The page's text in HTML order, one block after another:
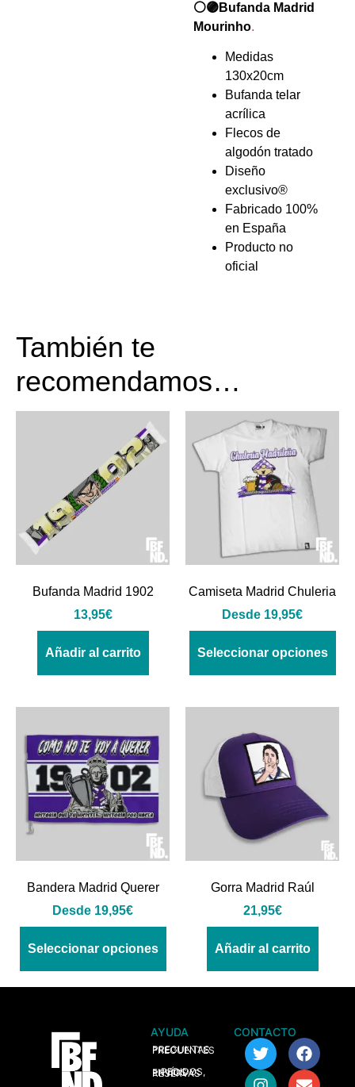
⚪🟣Bufanda Madrid
Mourinho.
Medidas
130x20cm
Bufanda telar
acrílica
Flecos de
algodón tratado
Diseño
exclusivo®️
Fabricado 100%
en España
Producto no
oficial
También te
recomendamos…
Bufanda Madrid 1902
13,95€
Añadir al carrito
Camiseta Madrid Chuleria
Desde 19,95€
Seleccionar opciones
Bandera Madrid Querer
Desde 19,95€
Seleccionar opciones
Gorra Madrid Raúl
21,95€
Añadir al carrito
AYUDA
> PREGUNTAS FRECUENTES
> PEDIDOS, ENVÍOS Y RESERVAS
CONTACTO